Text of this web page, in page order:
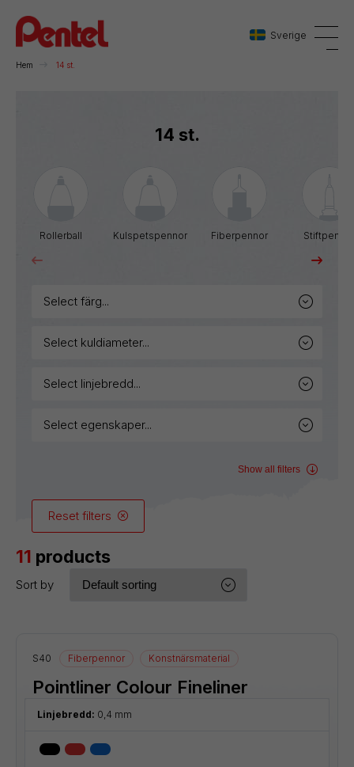
Sverige
Hem 14 st.
14 st.
Rollerball Kulspetspennor Fiberpennor
select färg...
select kuldiameter...
select linjebredd...
select egenskaper...
Show all filters
Reset filters
11 products
Sort by
S40 Fiberpennor Konstnärsmaterial
Pointliner Colour Fineliner
Linjebredd: 0,4 mm